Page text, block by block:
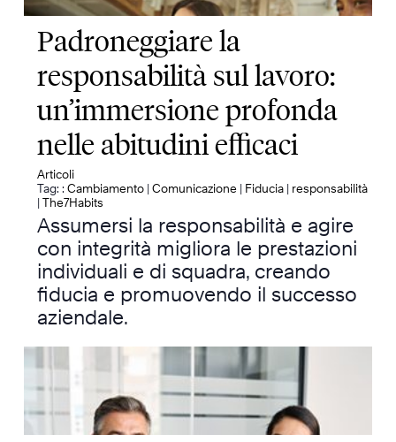
Padroneggiare la
responsabilità sul lavoro:
un’immersione profonda
nelle abitudini efficaci
Articoli
Tag: : Cambiamento |Comunicazione | Fiducia | responsabilità
|The7Habits
Assumersi la responsabilità e agire
con integrità migliora le prestazioni
individuali e di squadra, creando
fiducia e promuovendo il successo
aziendale.